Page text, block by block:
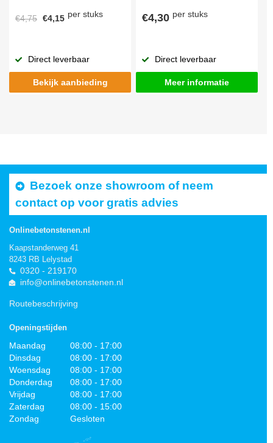
€4,75 €4,15 per stuks
Direct leverbaar
Bekijk aanbieding
€4,30 per stuks
Direct leverbaar
Meer informatie
Bezoek onze showroom of neem
contact op voor gratis advies
Onlinebetonstenen.nl
Kaapstanderweg 41
8243 RB Lelystad
0320 - 219170
info@onlinebetonstenen.nl
Routebeschrijving
Openingstijden
Maandag
08:00 - 17:00
Dinsdag
08:00 - 17:00
Woensdag
08:00 - 17:00
Donderdag
08:00 - 17:00
Vrijdag
08:00 - 17:00
Zaterdag
08:00 - 15:00
Zondag
Gesloten